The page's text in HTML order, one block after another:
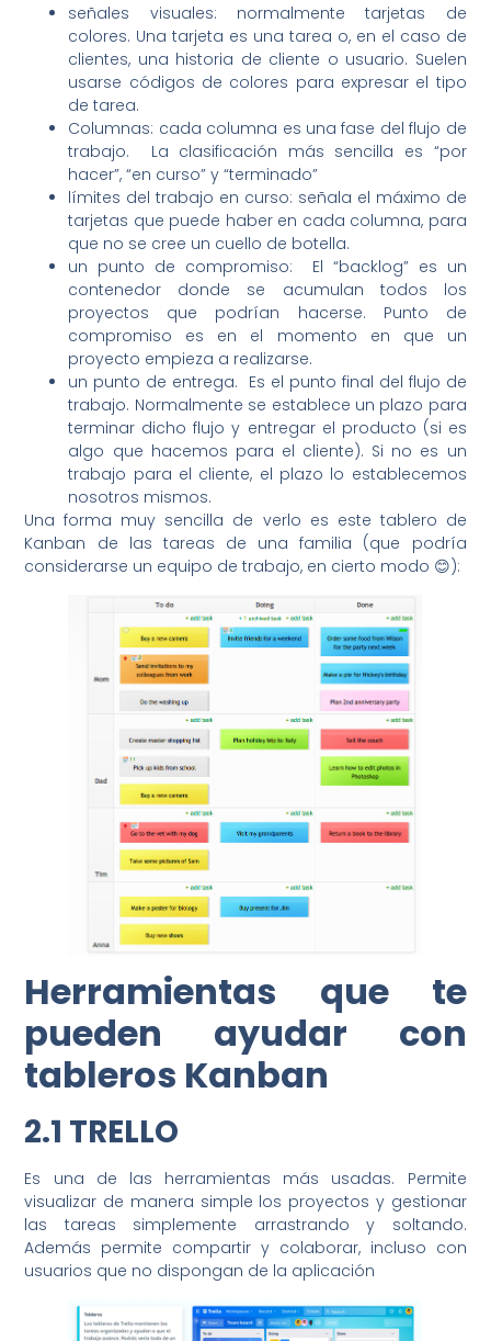
señales visuales: normalmente tarjetas de
colores. Una tarjeta es una tarea o, en el caso de
clientes, una historia de cliente o usuario. Suelen
usarse códigos de colores para expresar el tipo
de tarea.
Columnas: cada columna es una fase del flujo de
trabajo. La clasificación más sencilla es “por
hacer”, “en curso” y “terminado”
límites del trabajo en curso: señala el máximo de
tarjetas que puede haber en cada columna, para
que no se cree un cuello de botella.
un punto de compromiso: El “backlog” es un
contenedor donde se acumulan todos los
proyectos que podrían hacerse. Punto de
compromiso es en el momento en que un
proyecto empieza a realizarse.
un punto de entrega. Es el punto final del flujo de
trabajo. Normalmente se establece un plazo para
terminar dicho flujo y entregar el producto (si es
algo que hacemos para el cliente). Si no es un
trabajo para el cliente, el plazo lo establecemos
nosotros mismos.
Una forma muy sencilla de verlo es este tablero de
Kanban de las tareas de una familia (que podría
considerarse un equipo de trabajo, en cierto modo 😊):
Herramientas que te
pueden ayudar con
tableros Kanban
2.1 TRELLO
Es una de las herramientas más usadas. Permite
visualizar de manera simple los proyectos y gestionar
las tareas simplemente arrastrando y soltando.
Además permite compartir y colaborar, incluso con
usuarios que no dispongan de la aplicación